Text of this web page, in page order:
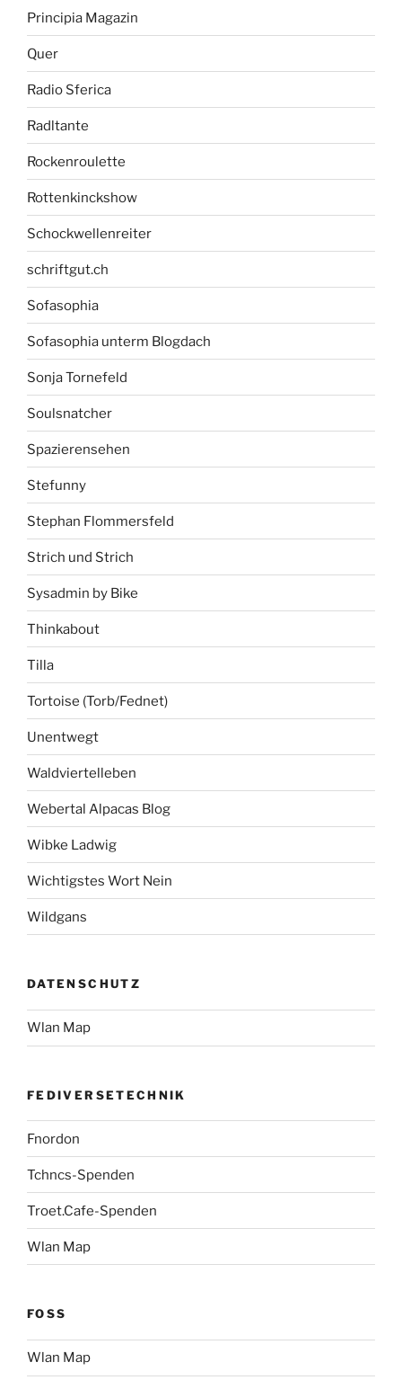
Principia Magazin
Quer
Radio Sferica
Radltante
Rockenroulette
Rottenkinckshow
Schockwellenreiter
schriftgut.ch
Sofasophia
Sofasophia unterm Blogdach
Sonja Tornefeld
Soulsnatcher
Spazierensehen
Stefunny
Stephan Flommersfeld
Strich und Strich
Sysadmin by Bike
Thinkabout
Tilla
Tortoise (Torb/Fednet)
Unentwegt
Waldviertelleben
Webertal Alpacas Blog
Wibke Ladwig
Wichtigstes Wort Nein
Wildgans
DATENSCHUTZ
Wlan Map
FEDIVERSETECHNIK
Fnordon
Tchncs-Spenden
Troet.Cafe-Spenden
Wlan Map
FOSS
Wlan Map